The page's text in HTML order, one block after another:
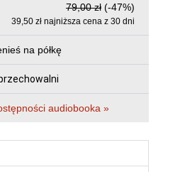
79,00 zł (-47%)
39,50 zł najniższa cena z 30 dni
na półkę
audiobooka »